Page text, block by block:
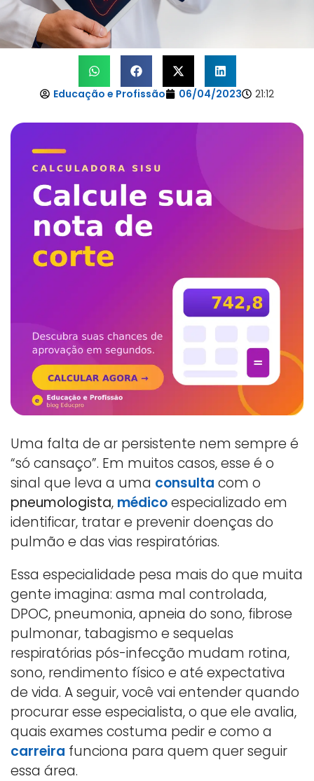
Educação e Profissão 06/04/2023 21:12
Uma falta de ar persistente nem sempre é
“só cansaço”. Em muitos casos, esse é o
sinal que leva a uma consulta com o
pneumologista, médicoespecializado em
identificar, tratar e prevenir doenças do
pulmão e das vias respiratórias.
Essa especialidade pesa mais do que muita
gente imagina: asma mal controlada,
DPOC, pneumonia, apneia do sono, fibrose
pulmonar, tabagismo e sequelas
respiratórias pós-infecção mudam rotina,
sono, rendimento físico e até expectativa
de vida. A seguir, você vai entender quando
procurar esse especialista, o que ele avalia,
quais exames costuma pedir e como a
carreira funciona para quem quer seguir
essa área.